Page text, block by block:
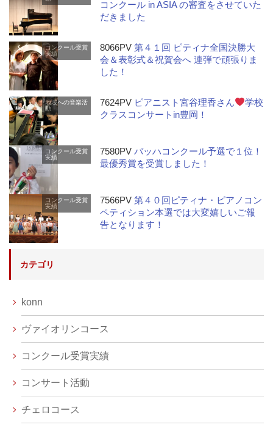
コンクール in ASIA の審査をさせていた
だきました
コンクール受賞
実績
8066PV第４１回 ピティナ全国決勝大
会＆表彰式＆祝賀会へ 連弾で頑張りま
した！
地域への音楽活
動
7624PV ピアニスト宮谷理香さん
学校
クラスコンサートin豊岡！
コンクール受賞
実績
7580PVバッハコンクール予選で１位！
最優秀賞を受賞しました！
コンクール受賞
実績
7566PV第４０回ピティナ・ピアノコン
ペティション本選では大変嬉しいご報
告となります！
カテゴリ
konn
ヴァイオリンコース
コンクール受賞実績
コンサート活動
チェロコース